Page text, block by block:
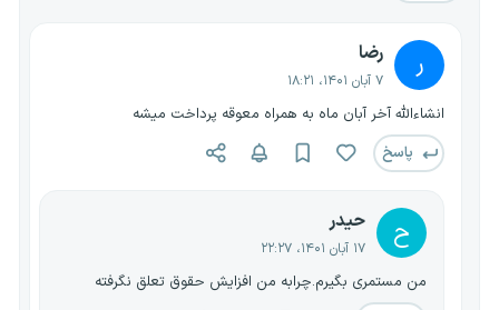
ر رضا
۷ آبان ۱۴۰۱، ۱۸:۲۱
انشاءالله آخر آبان ماه به همراه معوقه پرداخت میشه
پاسخ
ح حیدر
۱۷ آبان ۱۴۰۱، ۲۲:۲۷
من مستمری بگیرم.چرابه من افزایش حقوق تعلق نگرفته